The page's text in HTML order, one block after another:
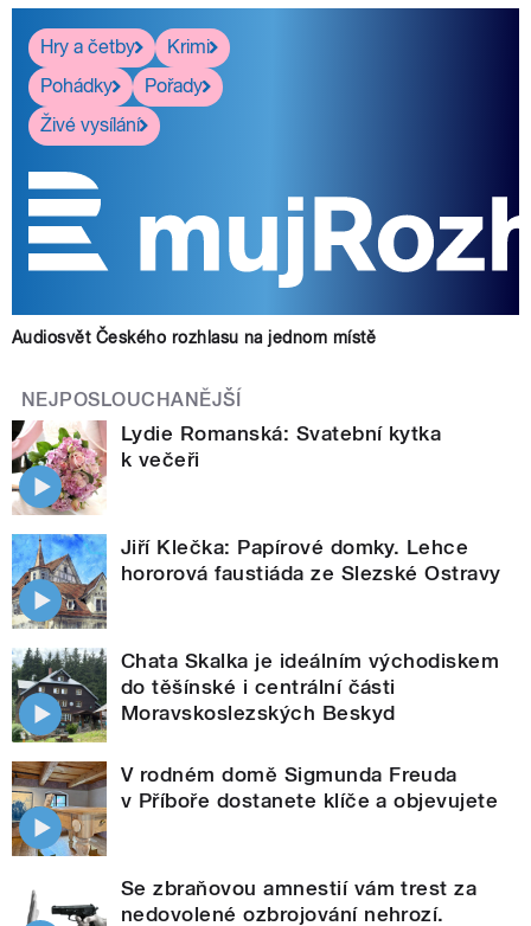
Hry a četby
Krimi
Pohádky
Pořady
Živé vysílání
Audiosvět Českého rozhlasu na jednom místě
NEJPOSLOUCHANĚJŠÍ
Lydie Romanská: Svatební kytka
k večeři
Jiří Klečka: Papírové domky. Lehce
hororová faustiáda ze Slezské Ostravy
Chata Skalka je ideálním východiskem
do těšínské i centrální části
Moravskoslezských Beskyd
V rodném domě Sigmunda Freuda
v Příboře dostanete klíče a objevujete
Se zbraňovou amnestií vám trest za
nedovolené ozbrojování nehrozí.